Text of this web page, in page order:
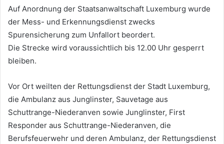
Auf Anordnung der Staatsanwaltschaft Luxemburg wurde
der Mess- und Erkennungsdienst zwecks
Spurensicherung zum Unfallort beordert.
Die Strecke wird voraussichtlich bis 12.00 Uhr gesperrt
bleiben.
Vor Ort weilten der Rettungsdienst der Stadt Luxemburg,
die Ambulanz aus Junglinster, Sauvetage aus
Schuttrange-Niederanven sowie Junglinster, First
Responder aus Schuttrange-Niederanven, die
Berufsfeuerwehr und deren Ambulanz, der Rettungsdienst